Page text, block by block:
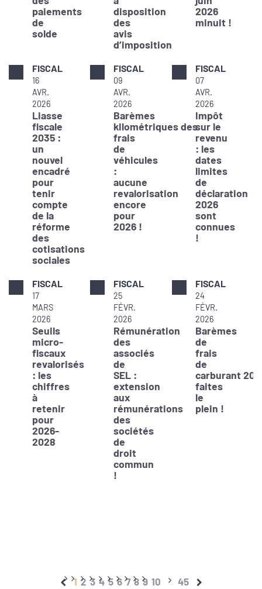
paiements
de
solde
disposition
des
avis
d’imposition
2026
minuit !
FISCAL
16
AVR.
2026
Liasse
fiscale
2035 :
un
nouvel
encadré
pour
tenir
compte
de la
réforme
des
cotisations
sociales
FISCAL
09
AVR.
2026
Barèmes
kilométriques des
frais
de
véhicules
:
aucune
revalorisation
encore
pour
2026 !
FISCAL
07
AVR.
2026
Impôt
sur le
revenu
: les
dates
limites
de
déclaration
2026
sont
connues
!
FISCAL
17
MARS
2026
Seuils
micro-
fiscaux
revalorisés
: les
chiffres
à
retenir
pour
2026-
2028
FISCAL
25
FÉVR.
2026
Rémunération
des
associés
de
SEL :
extension
aux
rémunérations
des
sociétés
de
droit
commun
!
FISCAL
24
FÉVR.
2026
Barèmes
de
frais
de
carburant
faites
le
plein !
1 2 3 4 5 6 7 8 9 10 45